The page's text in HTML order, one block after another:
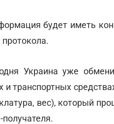
будет иметь
Украина уже
и транспортных
вес), который